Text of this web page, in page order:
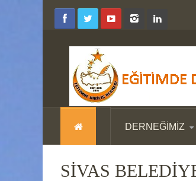
DERNEĞİMİZ
SİVAS